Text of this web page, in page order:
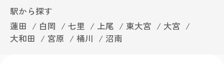
駅から探す
蓮田
白岡 七里 上尾 東大宮
大宮
大和田
宮原 桶川 沼南